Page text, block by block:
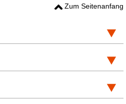
Zum Seitenanfang